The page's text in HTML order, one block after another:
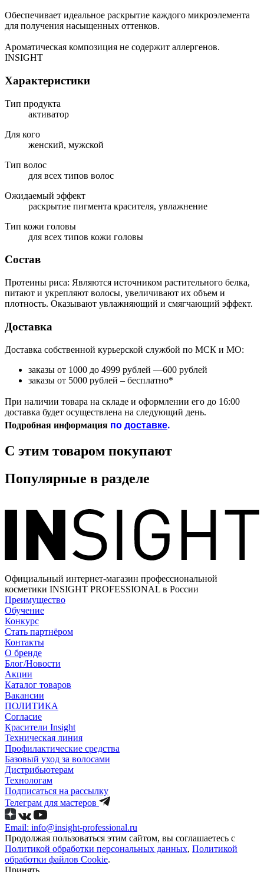
Обеспечивает идеальное раскрытие каждого микроэлемента
для получения насыщенных оттенков.
Ароматическая композиция не содержит аллергенов.
INSIGHT
Характеристики
Тип продукта
активатор
Для кого
женский, мужской
Тип волос
для всех типов волос
Ожидаемый эффект
раскрытие пигмента красителя, увлажнение
Тип кожи головы
для всех типов кожи головы
Состав
Протеины риса: Являются источником растительного белка,
питают и укрепляют волосы, увеличивают их объем и
плотность. Оказывают увлажняющий и смягчающий эффект.
Доставка
Доставка собственной курьерской службой по МСК и МО:
заказы от 1000 до 4999 рублей —600 рублей
заказы от 5000 рублей – бесплатно*
При наличии товара на складе и оформлении его до 16:00
доставка будет осуществлена на следующий день.
Подробная информация подоставке.
С этим товаром покупают
Популярные в разделе
Официальный интернет-магазин профессиональной
косметики INSIGHT PROFESSIONAL в России
Преимущество
Обучение
Конкурс
Стать партнёром
Контакты
О бренде
Блог/Новости
Акции
Каталог товаров
Вакансии
ПОЛИТИКА
Согласие
Краcители Insight
Техническая линия
Профилактические средства
Базовый уход за волосами
Дистрибьютерам
Технологам
Подписаться на рассылку
Телеграм для мастеров
Email: info@insight-professional.ru
Продолжая пользоваться этим сайтом, вы соглашаетесь с
Политикой обработки персональных данных, Политикой
обработки файлов Cookie.
Принять